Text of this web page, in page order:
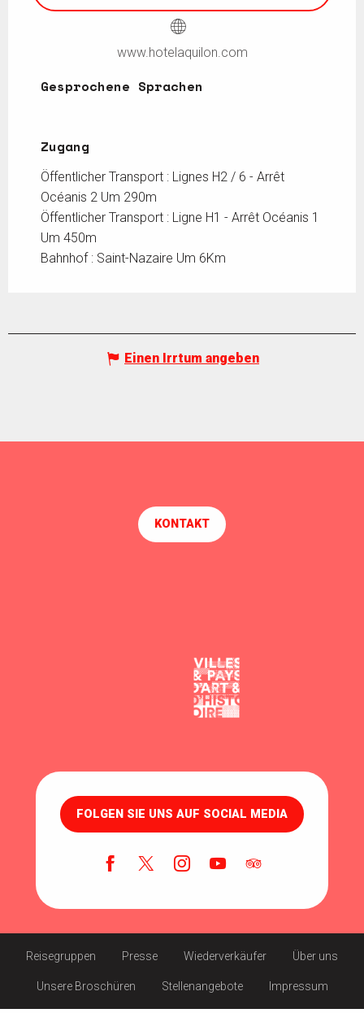
www.hotelaquilon.com
Gesprochene Sprachen
Gesprochene Sprachen
Zugang
Zugang
Öffentlicher Transport : Lignes H2 / 6 - Arrêt
Océanis 2 Um 290m
Öffentlicher Transport : Ligne H1 - Arrêt Océanis 1
Um 450m
Bahnhof : Saint-Nazaire Um 6Km
Einen Irrtum angeben
KONTAKT
FOLGEN SIE UNS AUF SOCIAL MEDIA
Reisegruppen Presse Wiederverkäufer Über uns
Unsere Broschüren Stellenangebote Impressum